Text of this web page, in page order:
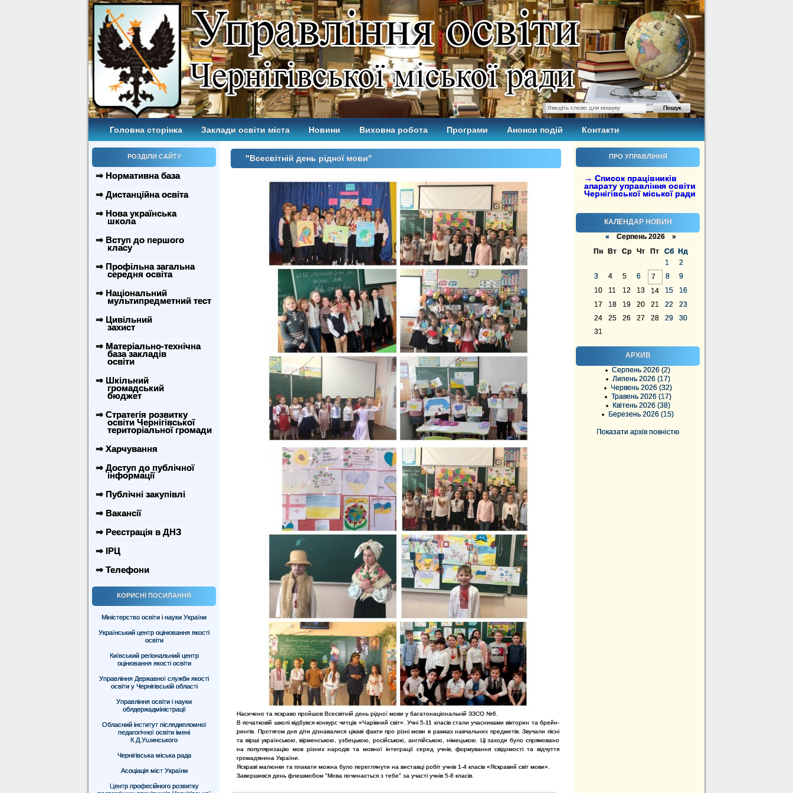
Головна сторінка Заклади освіти міста Новини Виховна робота Програми Анонси подій Контакти
РОЗДІЛИ САЙТУ
⇒ Нормативна база
⇒ Дистанційна освіта
⇒ Нова українська
школа
⇒ Вступ до першого
класу
⇒ Профільна загальна
середня освіта
⇒ Національний
мультипредметний тест
⇒ Цивільний
захист
⇒ Матеріально-технічна
база закладів
освіти
⇒ Шкільний
громадський
бюджет
⇒ Стратегія розвитку
освіти Чернігівської
територіальної громади
⇒ Харчування
⇒ Доступ до публічної
інформації
⇒ Публічні закупівлі
⇒ Вакансії
⇒ Реєстрація в ДНЗ
⇒ ІРЦ
⇒ Телефони
КОРИСНІ ПОСИЛАННЯ
Міністерство освіти і науки України
Український центр оцінювання якості
освіти
Київський регіональний центр
оцінювання якості освіти
Управління Державної служби якості
освіти у Чернігівській області
Управління освіти і науки
облдержадміністрації
Обласний інститут післядипломної
педагогічної освіти імені
К.Д.Ушинського
Чернігівська міська рада
Асоціація міст України
Центр професійного розвитку
ПРО УПРАВЛІННЯ
→ Список працівників
апарату управління освіти
Чернігівської міської ради
КАЛЕНДАР НОВИН
« Серпень 2026 »
Пн
Вт Ср Чт Пт Сб
Нд
1
2
3
4 5 6 7 8
9
10
11 12 13 14 15
16
17
18 19 20 21 22
23
24
25 26 27 28 29
30
31
АРХИВ
Серпень 2026 (2)
Липень 2026 (17)
Червень 2026 (32)
Травень 2026 (17)
Квітень 2026 (38)
Березень 2026 (15)
Показати архів повністю
"Всесвітній день рідної мови"
Насичено та яскраво пройшов Всесвітній день рідної мови у багатонаціональній ЗЗСО №6.
В початковій школі відбувся конкурс читців «Чарівний світ». Учні 5-11 класів стали учасниками вікторин та брейн-
рингів. Протягом дня діти дізнавалися цікаві факти про різні мови в рамках навчальних предметів. Звучали пісні
та вірші українською, вірменською, узбецькою, російською, англійською, німецькою. Ці заходи було спрямовано
на популяризацію мов різних народів та мовної інтеграції серед учнів, формування свідомості та відчуття
громадянина України.
Яскраві малюнки та плакати можна було переглянути на виставці робіт учнів 1-4 класів «Яскравий світ мови».
Завершився день флешмобом "Мова починається з тебе" за участі учнів 5-8 класів.